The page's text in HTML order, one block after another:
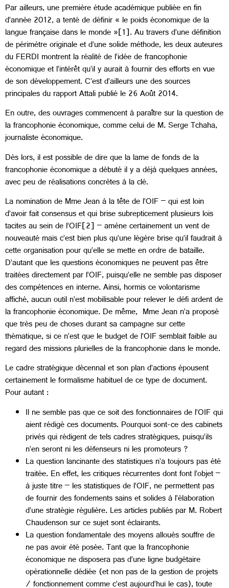
Par ailleurs, une première étude académique publiée en fin
d’année 2012, a tenté de définir « le poids économique de la
langue française dans le monde »[1]. Au travers d’une définition
de périmètre originale et d’une solide méthode, les deux auteures
du FERDI montrent la réalité de l’idée de francophonie
économique et l’intérêt qu’il y aurait à fournir des efforts en vue
de son développement. C’est d’ailleurs une des sources
principales du rapport Attali publié le 26 Août 2014.
En outre, des ouvrages commencent à paraître sur la question de
la francophonie économique, comme celui de M. Serge Tchaha,
journaliste économique.
Dès lors, il est possible de dire que la lame de fonds de la
francophonie économique a débuté il y a déjà quelques années,
avec peu de réalisations concrètes à la clé.
La nomination de Mme Jean à la tête de l’OIF – qui est loin
d’avoir fait consensus et qui brise subrepticement plusieurs lois
tacites au sein de l’OIF[2] – amène certainement un vent de
nouveauté mais c’est bien plus qu’une légère brise qu’il faudrait à
cette organisation pour qu’elle se mette en ordre de bataille.
D’autant que les questions économiques ne peuvent pas être
traitées directement par l’OIF, puisqu’elle ne semble pas disposer
des compétences en interne. Ainsi, hormis ce volontarisme
affiché, aucun outil n’est mobilisable pour relever le défi ardent de
la francophonie économique. De même, Mme Jean n’a proposé
que très peu de choses durant sa campagne sur cette
thématique, si ce n’est que le budget de l’OIF semblait faible au
regard des missions plurielles de la francophonie dans le monde.
Le cadre stratégique décennal et son plan d’actions épousent
certainement le formalisme habituel de ce type de document.
Pour autant :
Il ne semble pas que ce soit des fonctionnaires de l’OIF qui
aient rédigé ces documents. Pourquoi sont-ce des cabinets
privés qui rédigent de tels cadres stratégiques, puisqu’ils
n’en seront ni les défenseurs ni les promoteurs ?
La question lancinante des statistiques n’a toujours pas été
traitée. En effet, les critiques récurrentes dont font l’objet –
à juste titre – les statistiques de l’OIF, ne permettent pas
de fournir des fondements sains et solides à l’élaboration
d’une stratégie régulière. Les articles publiés par M. Robert
Chaudenson sur ce sujet sont éclairants.
La question fondamentale des moyens alloués souffre de
ne pas avoir été posée. Tant que la francophonie
économique ne disposera pas d’une ligne budgétaire
opérationnelle dédiée (et non pas de la gestion de projets